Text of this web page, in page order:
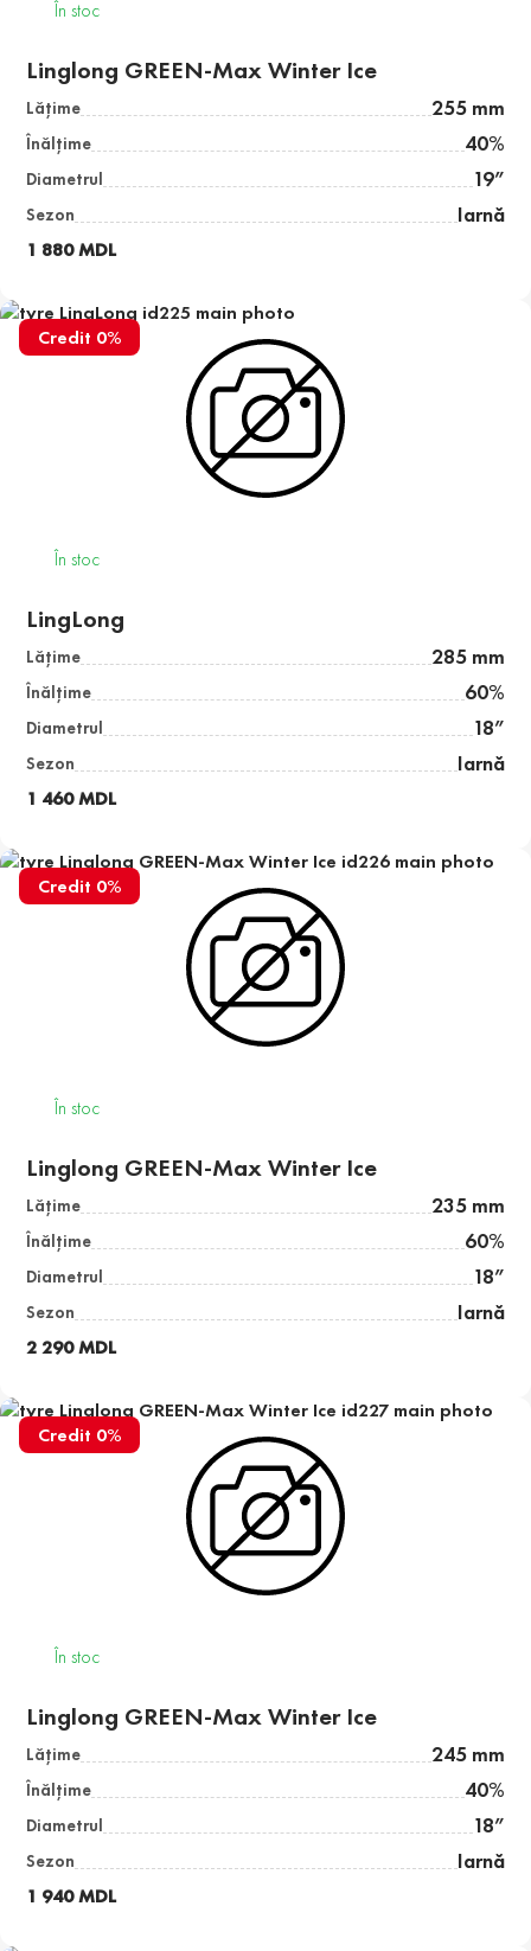
În stoc
Linglong GREEN-Max Winter Ice
Lăţime 255 mm
Înălţime 40%
Diametrul 19”
Sezon Iarnă
1 880 MDL
Credit 0%
În stoc
LingLong
Lăţime 285 mm
Înălţime 60%
Diametrul 18”
Sezon Iarnă
1 460 MDL
Credit 0%
În stoc
Linglong GREEN-Max Winter Ice
Lăţime 235 mm
Înălţime 60%
Diametrul 18”
Sezon Iarnă
2 290 MDL
Credit 0%
În stoc
Linglong GREEN-Max Winter Ice
Lăţime 245 mm
Înălţime 40%
Diametrul 18”
Sezon Iarnă
1 940 MDL